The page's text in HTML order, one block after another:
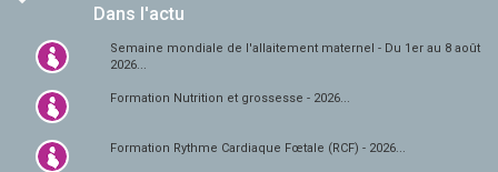
Dans l'actu
Semaine mondiale de l'allaitement maternel - Du 1er au 8 août
2026...
Formation Nutrition et grossesse - 2026...
Formation Rythme Cardiaque Fœtale (RCF) - 2026...